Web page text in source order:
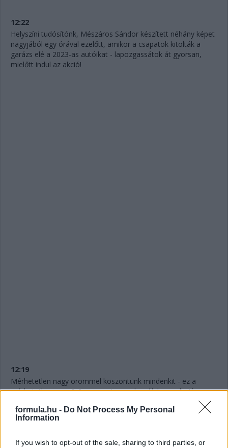
formula.hu - Do Not Process My Personal
Information
If you wish to opt-out of the sale, sharing to third parties, or
12:22
Helyszíni tudósítónk, Mészáros Sándor készített néhány képet
nagyjából egy órával ezelőtt, amikor a csapatok kitolták a
garázs elé a 2023-as autóikat - lapozgassátok át gyorsan,
mielőtt indul az akció!
12:19
Mérhetetlen nagy örömmel köszöntünk mindenkit - ez a
mérhetetlen nagy öröm ugyanis annak szól, hogy alig tíz perc
szabadedzése Bahreinben!